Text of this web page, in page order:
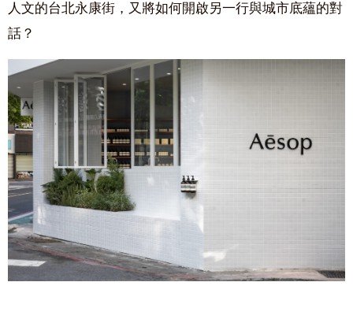
人文的台北永康街，又將如何開啟另一行與城市底蘊的對
話？